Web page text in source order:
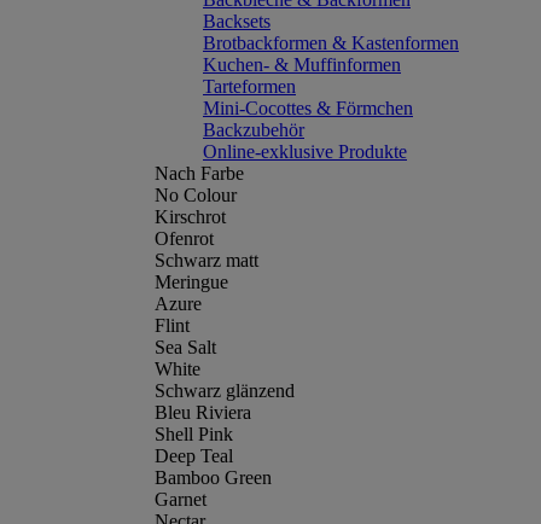
Backsets
Brotbackformen & Kastenformen
Kuchen- & Muffinformen
Tarteformen
Mini-Cocottes & Förmchen
Backzubehör
Online-exklusive Produkte
Nach Farbe
No Colour
Kirschrot
Ofenrot
Schwarz matt
Meringue
Azure
Flint
Sea Salt
White
Schwarz glänzend
Bleu Riviera
Shell Pink
Deep Teal
Bamboo Green
Garnet